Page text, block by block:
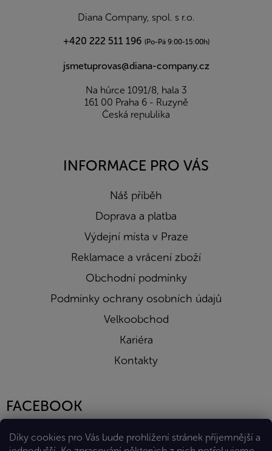
Díky cookies pro Vás bude prohlížení stránek příjemnější a
Diana Company, spol. s r.o.
+420 222 511 196 (Po-Pá 9:00-15:00h)
jsmetuprovas@diana-company.cz
Na hůrce 1091/8, hala 3
161 00 Praha 6 - Ruzyně
Česká republika
INFORMACE PRO VÁS
Náš příběh
Doprava a platba
Výdejní místa v Praze
Reklamace a vrácení zboží
Obchodní podmínky
Podmínky ochrany osobních údajů
Velkoobchod
Kariéra
Kontakty
FACEBOOK